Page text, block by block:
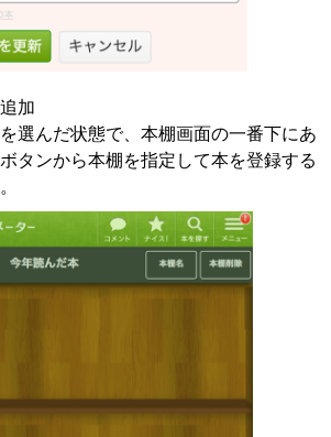
加
選んだ状態で、本棚画面の一番下にあ
タンから本棚を指定して本を登録する